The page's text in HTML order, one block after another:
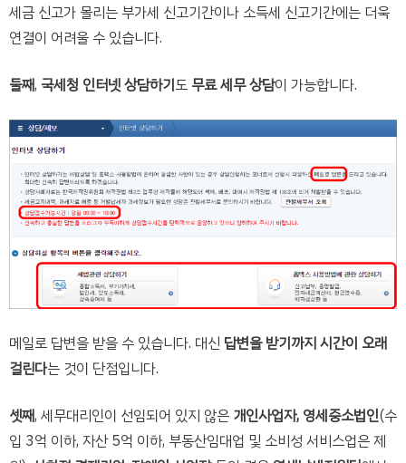
세금 신고가 몰리는 부가세 신고기간이나 소득세 신고기간에는 더욱
연결이 어려울 수 있습니다.
둘째, 국세청 인터넷 상담하기도 무료 세무 상담이 가능합니다.
메일로 답변을 받을 수 있습니다. 대신 답변을 받기까지 시간이 오래
걸린다는 것이 단점입니다.
셋째, 세무대리인이 선임되어 있지 않은 개인사업자, 영세중소법인(수
입 3억 이하, 자산 5억 이하, 부동산임대업 및 소비성 서비스업은 제